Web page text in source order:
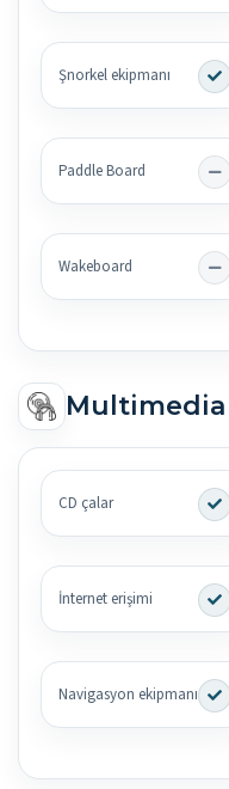
Şnorkel ekipmanı
Paddle Board
Wakeboard
Multimedia
CD çalar
İnternet erişimi
Navigasyon ekipmanı